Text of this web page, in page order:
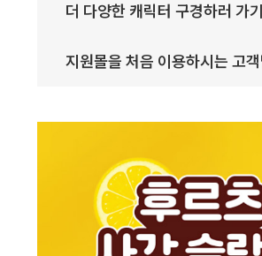
더 다양한 캐릭터 구경하러 가기
지원몰을 처음 이용하시는 고